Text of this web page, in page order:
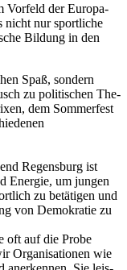
Vor­feld der Euro­pa­
nicht nur sport­li­che
Bil­dung in den
Spaß, son­dern
zu poli­ti­schen The­
dem Som­mer­fest
Regens­burg ist
Ener­gie, um jun­gen
zu betä­ti­gen und
von Demo­kra­tie zu
oft auf die Probe
Orga­ni­sa­tio­nen wie